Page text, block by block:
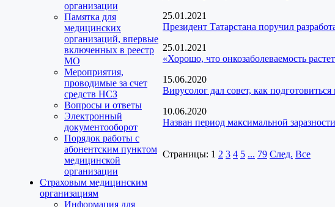
организации
Памятка для
медицинских
организаций, впервые
включенных в реестр
МО
Мероприятия,
проводимые за счет
средств НСЗ
Вопросы и ответы
Электронный
документооборот
Порядок работы с
абонентским пунктом
медицинской
организации
Страховым медицинским
организациям
Информация для
25.01.2021
Президент Татарстана поручил
25.01.2021
«Хорошо, что онкозаболеваемость
15.06.2020
Вирусолог дал совет, как
10.06.2020
Назван период максимальной
Страницы: 1 2 3 4 5 ... 79 След. Все